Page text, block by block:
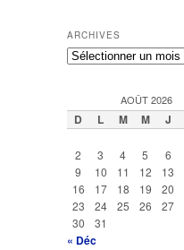
ARCHIVES
Archives
AOÛT 2026
D L M M J
2
3 4 5 6
9
10 11 12 13
16
17 18 19 20
23
24 25 26 27
30
31
« Déc